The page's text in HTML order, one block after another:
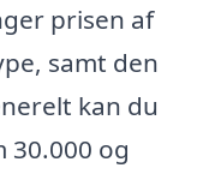
prisen af
samt den
kan du
30.000 og